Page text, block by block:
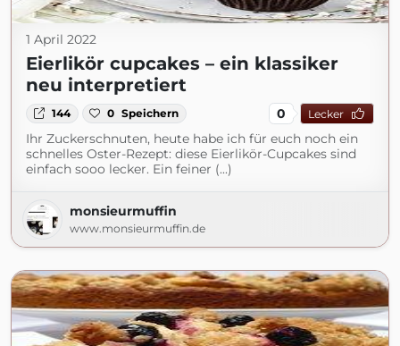
1 April 2022
Eierlikör cupcakes – ein klassiker
neu interpretiert
144 0 Speichern 0 Lecker
Ihr Zuckerschnuten, heute habe ich für euch noch ein
schnelles Oster-Rezept: diese Eierlikör-Cupcakes sind
einfach sooo lecker. Ein feiner (...)
monsieurmuffin
www.monsieurmuffin.de